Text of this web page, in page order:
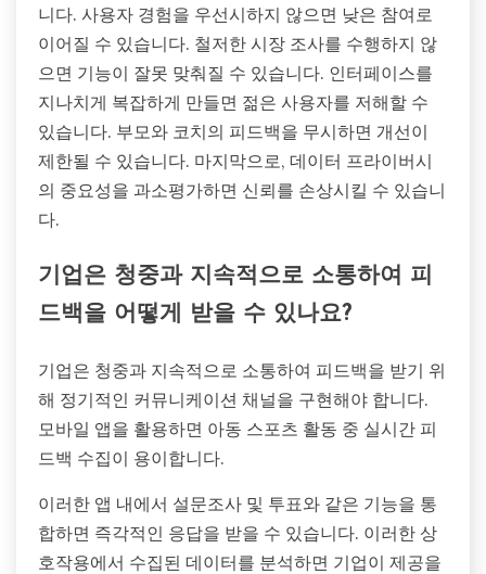
니다. 사용자 경험을 우선시하지 않으면 낮은 참여로
이어질 수 있습니다. 철저한 시장 조사를 수행하지 않
으면 기능이 잘못 맞춰질 수 있습니다. 인터페이스를
지나치게 복잡하게 만들면 젊은 사용자를 저해할 수
있습니다. 부모와 코치의 피드백을 무시하면 개선이
제한될 수 있습니다. 마지막으로, 데이터 프라이버시
의 중요성을 과소평가하면 신뢰를 손상시킬 수 있습니
다.
기업은 청중과 지속적으로 소통하여 피
드백을 어떻게 받을 수 있나요?
기업은 청중과 지속적으로 소통하여 피드백을 받기 위
해 정기적인 커뮤니케이션 채널을 구현해야 합니다.
모바일 앱을 활용하면 아동 스포츠 활동 중 실시간 피
드백 수집이 용이합니다.
이러한 앱 내에서 설문조사 및 투표와 같은 기능을 통
합하면 즉각적인 응답을 받을 수 있습니다. 이러한 상
호작용에서 수집된 데이터를 분석하면 기업이 제공을